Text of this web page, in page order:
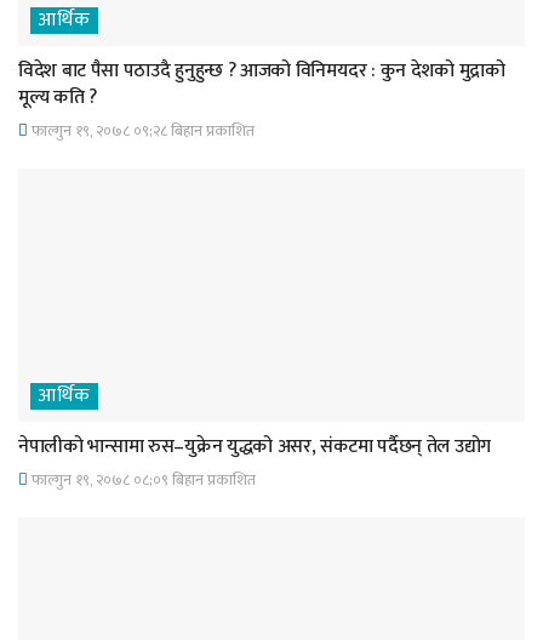
आर्थिक
विदेश बाट पैसा पठाउदै हुनुहुन्छ ? आजको विनिमयदर : कुन देशको मुद्राको
मूल्य कति ?
फाल्गुन १९, २०७८ ०९;२८ बिहान प्रकाशित
आर्थिक
नेपालीको भान्सामा रुस–युक्रेन युद्धको असर, संकटमा पर्दैछन् तेल उद्योग
फाल्गुन १९, २०७८ ०८;०९ बिहान प्रकाशित